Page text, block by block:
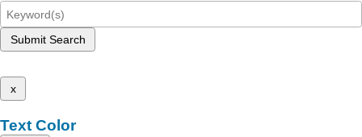
Submit Search
x
Text Color